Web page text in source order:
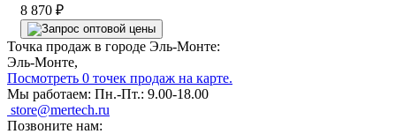
8 870 ₽
Точка продаж в городе Эль-Монте:
Эль-Монте,
Посмотреть 0 точек продаж на карте.
Мы работаем: Пн.-Пт.: 9.00-18.00
store@mertech.ru
Позвоните нам: